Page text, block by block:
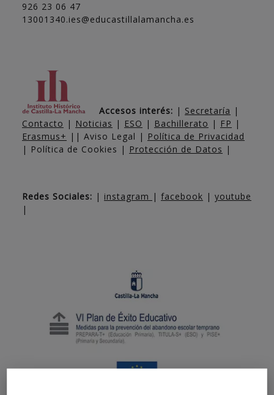
926 23 06 47
13001340.ies@educastillalamancha.es
Accesos interés: | Secretaría |
Contacto | Noticias | ESO | Bachillerato | FP |
Erasmus+ || Aviso Legal | Política de Privacidad
| Política de Cookies | Protección de Datos |
Redes Sociales: | instagram | facebook | youtube
|